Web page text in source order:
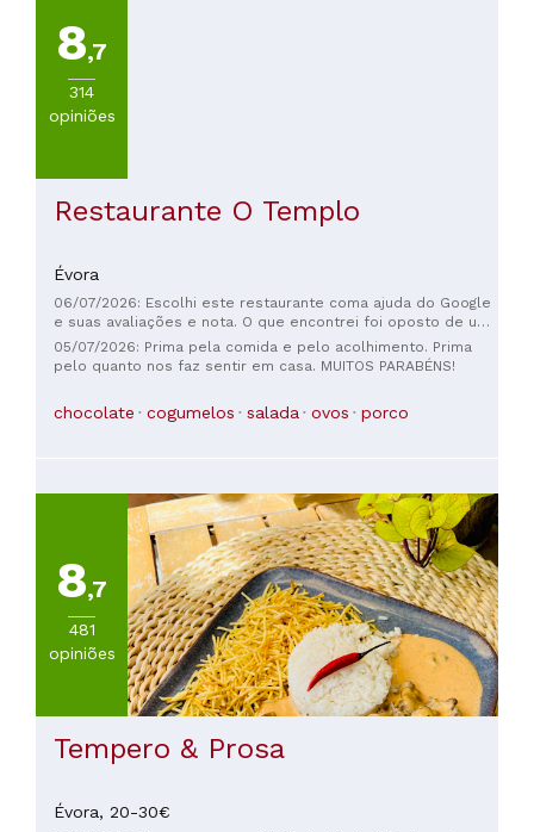
8,7
314
opiniões
Restaurante O Templo
Évora
06/07/2026: Escolhi este restaurante coma ajuda do Google
e suas avaliações e nota. O que encontrei foi oposto de uma
experiência gastronômica. Um espaço minúsculo, sem
estrutura de atendimento e com serviço instável
(recepcionada por uma atendente grossa e mal educada).
cliente. Um salão com apenas 4 mesas, muito escuro, numa
expectativas, tanto de atendimento, quanto de estrutura.
05/07/2026: Prima pela comida e pelo acolhimento. Prima
pelo quanto nos faz sentir em casa. MUITOS PARABÉNS!
chocolate cogumelos salada ovos porco
8,7
481
opiniões
Tempero & Prosa
Évora, 20-30€